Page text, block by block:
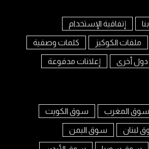
إتفاقية الإستخدام
ملفات الكوكيز كلمات وصفية
دول أخرى إعلانات مدفوعة
سوق المغرب سوق الكويت
لبنان سوق اليمن